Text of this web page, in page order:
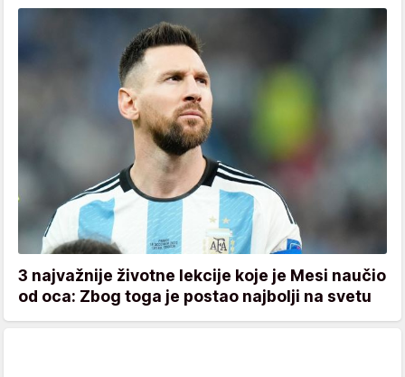
3 najvažnije životne lekcije koje je Mesi naučio
od oca: Zbog toga je postao najbolji na svetu